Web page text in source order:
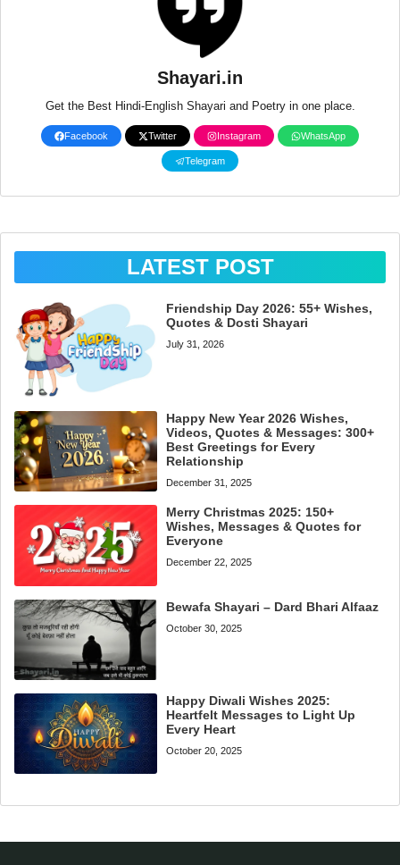
Shayari.in
Get the Best Hindi-English Shayari and Poetry in one place.
Facebook Twitter Instagram WhatsApp
Telegram
LATEST POST
Friendship Day 2026: 55+ Wishes,
Quotes & Dosti Shayari
July 31, 2026
Happy New Year 2026 Wishes,
Videos, Quotes & Messages: 300+
Best Greetings for Every
Relationship
December 31, 2025
Merry Christmas 2025: 150+
Wishes, Messages & Quotes for
Everyone
December 22, 2025
Bewafa Shayari – Dard Bhari Alfaaz
October 30, 2025
Happy Diwali Wishes 2025:
Heartfelt Messages to Light Up
Every Heart
October 20, 2025